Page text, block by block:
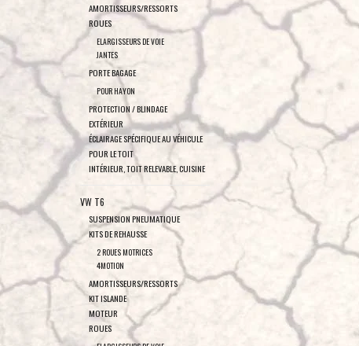
AMORTISSEURS/RESSORTS
ROUES
ELARGISSEURS DE VOIE
JANTES
PORTE BAGAGE
POUR HAYON
PROTECTION / BLINDAGE
EXTÉRIEUR
ÉCLAIRAGE SPÉCIFIQUE AU VÉHICULE
POUR LE TOIT
INTÉRIEUR, TOIT RELEVABLE, CUISINE
VW T6
SUSPENSION PNEUMATIQUE
KITS DE REHAUSSE
2 ROUES MOTRICES
4MOTION
AMORTISSEURS/RESSORTS
KIT ISLANDE
MOTEUR
ROUES